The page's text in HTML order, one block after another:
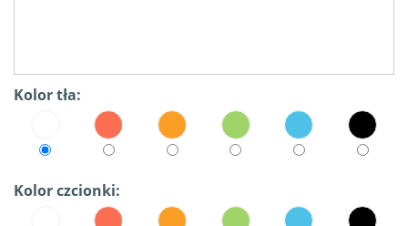
Kolor tła:
Kolor czcionki: